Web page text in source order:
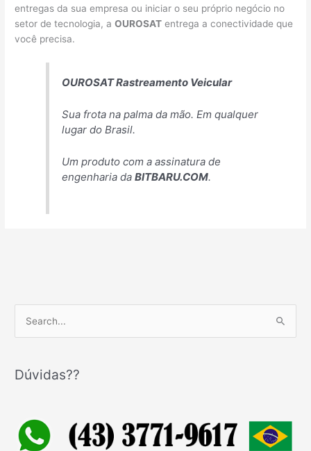
entregas da sua empresa ou iniciar o seu próprio negócio no
setor de tecnologia, aOUROSAT entrega a conectividade que
você precisa.
OUROSAT Rastreamento Veicular
Sua frota na palma da mão. Em qualquer
lugar do Brasil.
Um produto com a assinatura de
engenharia daBITBARU.COM.
q
a
Dúvidas??